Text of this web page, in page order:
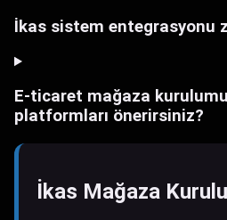
İkas sistem entegrasyonu
E-ticaret mağaza
platformları önerirsiniz?
İkas Mağaza